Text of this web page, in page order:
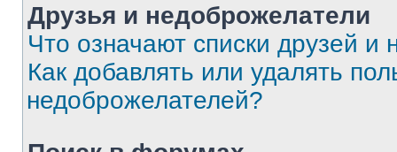
Друзья и недоброжелатели
Что означают списки друзей и
Как добавлять или удалять
недоброжелателей?